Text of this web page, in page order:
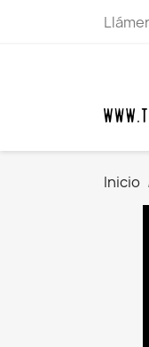
Inicio